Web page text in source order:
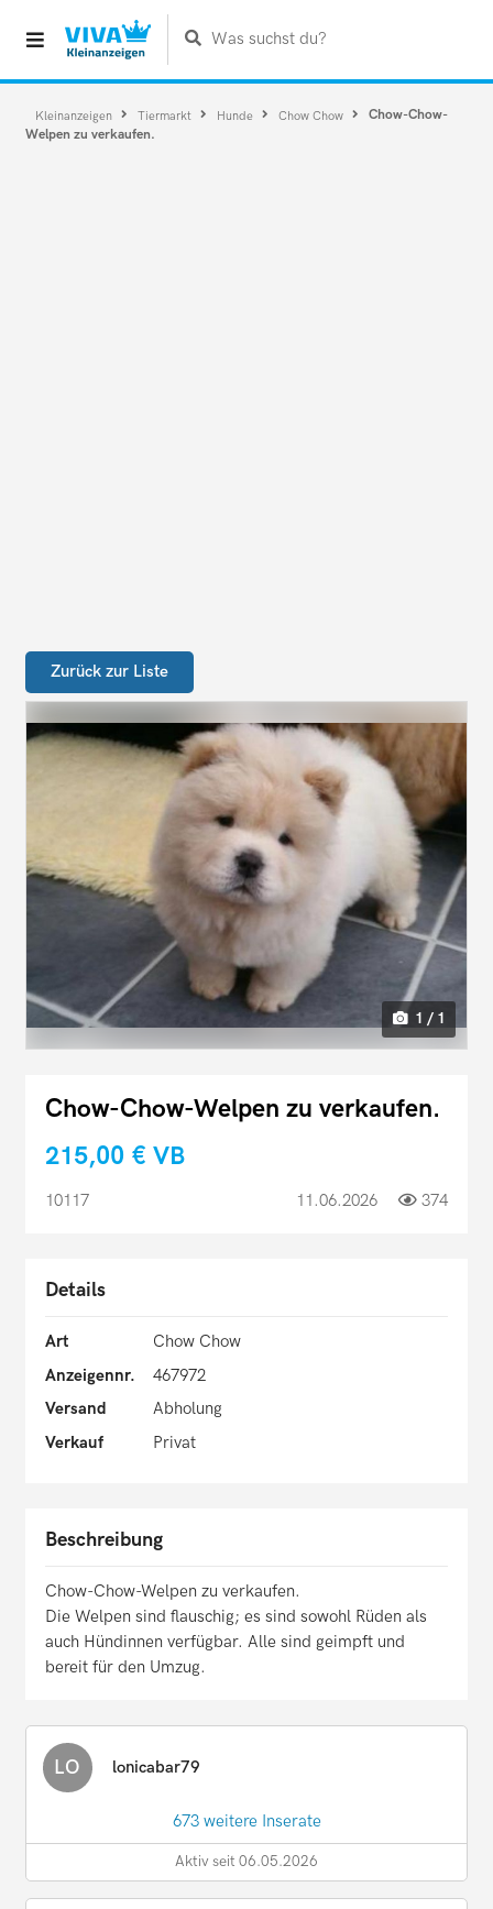
Was suchst du?
Kleinanzeigen Tiermarkt Hunde Chow Chow
Chow-Chow-
Welpen zu verkaufen.
Zurück zur Liste
1 / 1
Chow-Chow-Welpen zu verkaufen.
215,00 € VB
10117 11.06.2026 374
Details
Art
Chow Chow
Anzeigennr.
467972
Versand
Abholung
Verkauf
Privat
Beschreibung
Chow-Chow-Welpen zu verkaufen.
Die Welpen sind flauschig; es sind sowohl Rüden als
auch Hündinnen verfügbar. Alle sind geimpft und
bereit für den Umzug.
LO lonicabar79
673 weitere Inserate
Aktiv seit 06.05.2026